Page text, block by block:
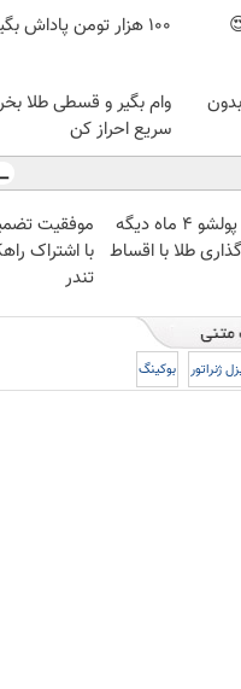
100 هزار تومن پاداش بگیر | ثبت نام کن
وام بگیر و قسطی طلا
سریع احراز کن
الان طلا بخر پولشو 4 ماه دیگه
طلا با اقساط
موفقیت
با اشتراک
تندر
ژنراتور بوکینگ